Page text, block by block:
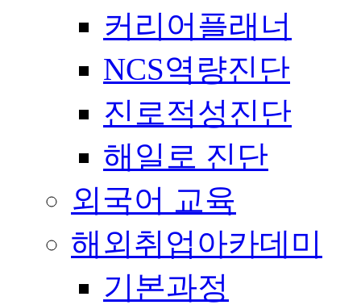
커리어플래너
NCS역량진단
진로적성진단
해일로 진단
외국어 교육
해외취업아카데미
기본과정